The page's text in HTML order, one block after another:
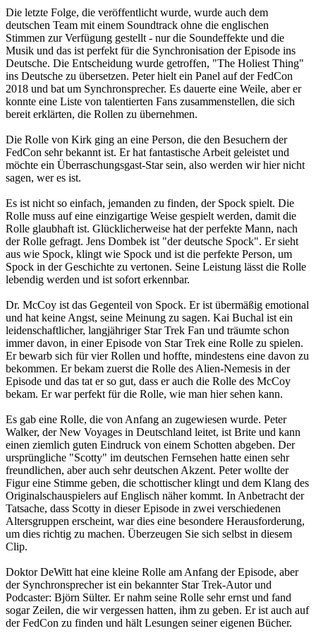
Die letzte Folge, die veröffentlicht wurde, wurde auch dem
deutschen Team mit einem Soundtrack ohne die englischen
Stimmen zur Verfügung gestellt - nur die Soundeffekte und die
Musik und das ist perfekt für die Synchronisation der Episode ins
Deutsche. Die Entscheidung wurde getroffen, "The Holiest Thing"
ins Deutsche zu übersetzen. Peter hielt ein Panel auf der FedCon
2018 und bat um Synchronsprecher. Es dauerte eine Weile, aber er
konnte eine Liste von talentierten Fans zusammenstellen, die sich
bereit erklärten, die Rollen zu übernehmen.
Die Rolle von Kirk ging an eine Person, die den Besuchern der
FedCon sehr bekannt ist. Er hat fantastische Arbeit geleistet und
möchte ein Überraschungsgast-Star sein, also werden wir hier nicht
sagen, wer es ist.
Es ist nicht so einfach, jemanden zu finden, der Spock spielt. Die
Rolle muss auf eine einzigartige Weise gespielt werden, damit die
Rolle glaubhaft ist. Glücklicherweise hat der perfekte Mann, nach
der Rolle gefragt. Jens Dombek ist "der deutsche Spock". Er sieht
aus wie Spock, klingt wie Spock und ist die perfekte Person, um
Spock in der Geschichte zu vertonen. Seine Leistung lässt die Rolle
lebendig werden und ist sofort erkennbar.
Dr. McCoy ist das Gegenteil von Spock. Er ist übermäßig emotional
und hat keine Angst, seine Meinung zu sagen. Kai Buchal ist ein
leidenschaftlicher, langjähriger Star Trek Fan und träumte schon
immer davon, in einer Episode von Star Trek eine Rolle zu spielen.
Er bewarb sich für vier Rollen und hoffte, mindestens eine davon zu
bekommen. Er bekam zuerst die Rolle des Alien-Nemesis in der
Episode und das tat er so gut, dass er auch die Rolle des McCoy
bekam. Er war perfekt für die Rolle, wie man hier sehen kann.
Es gab eine Rolle, die von Anfang an zugewiesen wurde. Peter
Walker, der New Voyages in Deutschland leitet, ist Brite und kann
einen ziemlich guten Eindruck von einem Schotten abgeben. Der
ursprüngliche "Scotty" im deutschen Fernsehen hatte einen sehr
freundlichen, aber auch sehr deutschen Akzent. Peter wollte der
Figur eine Stimme geben, die schottischer klingt und dem Klang des
Originalschauspielers auf Englisch näher kommt. In Anbetracht der
Tatsache, dass Scotty in dieser Episode in zwei verschiedenen
Altersgruppen erscheint, war dies eine besondere Herausforderung,
um dies richtig zu machen. Überzeugen Sie sich selbst in diesem
Clip.
Doktor DeWitt hat eine kleine Rolle am Anfang der Episode, aber
der Synchronsprecher ist ein bekannter Star Trek-Autor und
Podcaster: Björn Sülter. Er nahm seine Rolle sehr ernst und fand
sogar Zeilen, die wir vergessen hatten, ihm zu geben. Er ist auch auf
der FedCon zu finden und hält Lesungen seiner eigenen Bücher.